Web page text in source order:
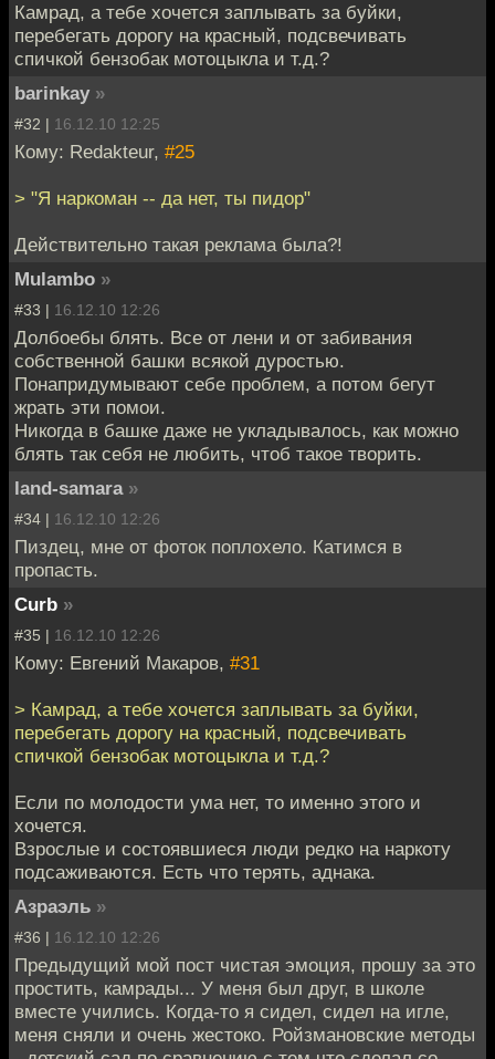
Камрад, а тебе хочется заплывать за буйки,
перебегать дорогу на красный, подсвечивать
спичкой бензобак мотоцыкла и т.д.?
barinkay »
#32 | 16.12.10 12:25
Кому: Redakteur, #25
> "Я наркоман -- да нет, ты пидор"
Действительно такая реклама была?!
Mulambo »
#33 | 16.12.10 12:26
Долбоебы блять. Все от лени и от забивания
собственной башки всякой дуростью.
Понапридумывают себе проблем, а потом бегут
жрать эти помои.
Никогда в башке даже не укладывалось, как можно
блять так себя не любить, чтоб такое творить.
land-samara »
#34 | 16.12.10 12:26
Пиздец, мне от фоток поплохело. Катимся в
пропасть.
Curb »
#35 | 16.12.10 12:26
Кому: Евгений Макаров, #31
> Камрад, а тебе хочется заплывать за буйки,
перебегать дорогу на красный, подсвечивать
спичкой бензобак мотоцыкла и т.д.?
Если по молодости ума нет, то именно этого и
хочется.
Взрослые и состоявшиеся люди редко на наркоту
подсаживаются. Есть что терять, аднака.
Азраэль »
#36 | 16.12.10 12:26
Предыдущий мой пост чистая эмоция, прошу за это
простить, камрады... У меня был друг, в школе
вместе учились. Когда-то я сидел, сидел на игле,
меня сняли и очень жестоко. Ройзмановские методы